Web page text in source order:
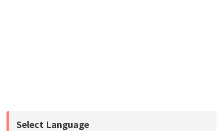
Select Language